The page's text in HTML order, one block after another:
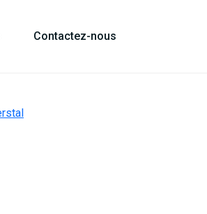
Contactez-nous